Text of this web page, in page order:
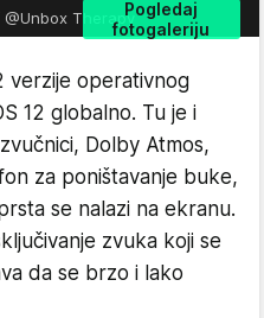
Pogledaj
fotogaleriju
Therapy
verzije operativnog
12 globalno. Tu je i
Dolby Atmos,
za poništavanje buke,
se nalazi na ekranu.
zvuka koji se
da se brzo i lako